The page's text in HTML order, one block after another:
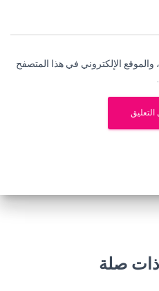
الإلكتروني في هذا المتصفح
صلة